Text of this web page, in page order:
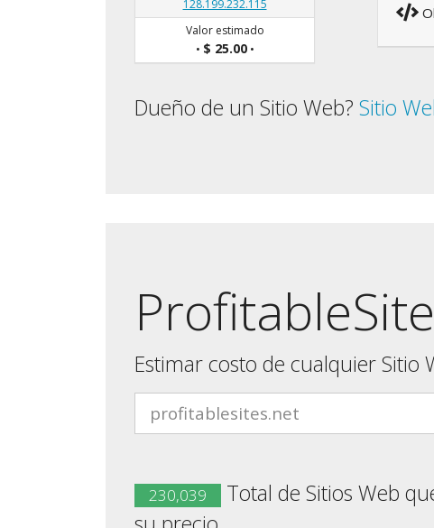
128.199.232.115
Valor estimado
• $ 25.00•
Dueño de un Sitio Web? Sitio
Estimar costo de cualquier Sitio
230,039
Total de Sitios Web